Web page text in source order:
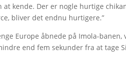
kende. Der er nogle hurtige
bliver det endnu hurtigere.”
Europe åbnede på Imola-
end fem sekunder fra at tage